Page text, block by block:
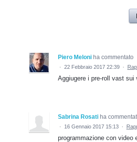
Piero Meloni ha commentato
· 22 Febbraio 2017 22:39 ·
Aggiugere i pre-roll vast sui
Sabrina Rosati ha
· 16 Gennaio 2017 15:13 ·
programmazione con video